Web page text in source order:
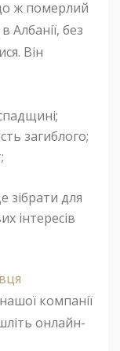
ж померлий
без
Він
загиблого;
зібрати для
інтересів
компанії
онлайн-